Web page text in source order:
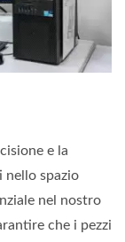
e la
nello spazio
nel nostro
che i pezzi